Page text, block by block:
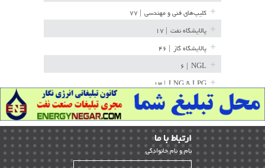
کلیپ‌های فنی و مهندسی
پالایشگاه نفت
پالایشگاه گاز
NGL
LNG & LPG | ۱۳
خط لوله | ۳۶
مخازن ذخیره | ۱۵
پتروشیمی | ۱۴
بازرسی و QC | ۱۵
ارﺗﺒﺎط ﺑﺎ ما
ﻧﺎم و ﻧﺎم ﺧﺎﻧﻮادﮔﻰ